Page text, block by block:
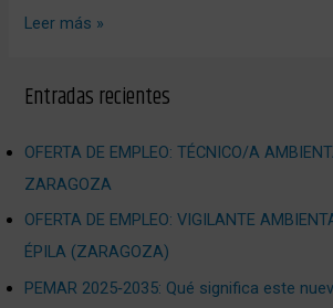
Leer más »
Entradas recientes
OFERTA DE EMPLEO: TÉCNICO/A
ZARAGOZA
OFERTA DE EMPLEO: VIGILANTE
ÉPILA (ZARAGOZA)
PEMAR 2025‑2035: Qué significa este